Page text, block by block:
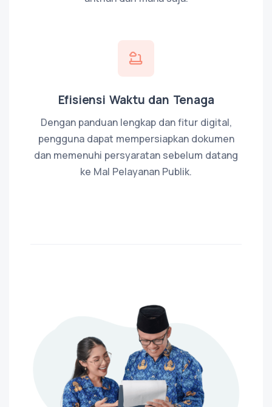
Efisiensi Waktu dan Tenaga
Dengan panduan lengkap dan fitur digital,
pengguna dapat mempersiapkan dokumen
dan memenuhi persyaratan sebelum datang
ke Mal Pelayanan Publik.